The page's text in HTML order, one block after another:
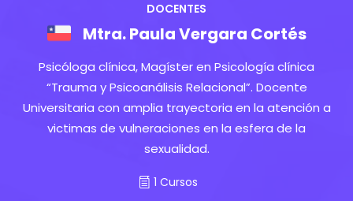
DOCENTES
Mtra. Paula Vergara Cortés
Psicóloga clínica, Magíster en Psicología clínica
“Trauma y Psicoanálisis Relacional”. Docente
Universitaria con amplia trayectoria en la atención a
victimas de vulneraciones en la esfera de la
sexualidad.
1 Cursos